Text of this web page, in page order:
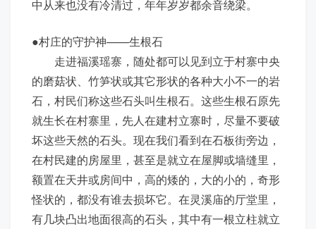
中从来也没有冷清过，年年岁岁都余音绕梁。
●村庄的守护神——生根石
走进福溪瑶寨，随处都可以见到立于村寨中央
的磨菇状、竹笋状或其它形状的各种大小不一的岩
石，村民们称这些石头叫生根石。这些生根石原先
就生长在村寨里，先人在建村立寨时，尽量不要破
坏这些天然的石头。现在我们看到在石板街旁边，
在村民建的房屋里，甚至是就立在屋脚或墙缝里，
额置在天井或房间中，高的矮的，大的小的，奇形
怪状的，都没有谁去损坏它。在灵溪庙的厅堂里，
有几块凸出地面很高的石头，其中有一根立柱就立